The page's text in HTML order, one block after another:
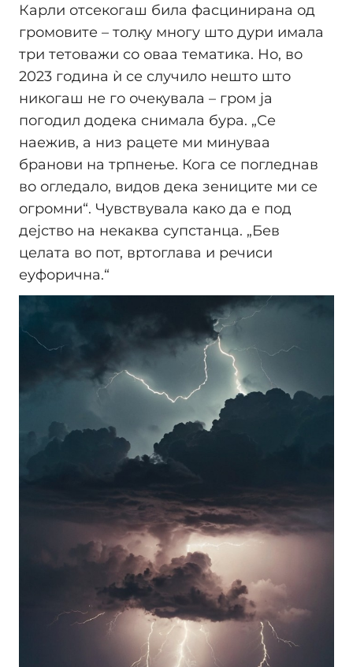
Карли отсекогаш била фасцинирана од
громовите – толку многу што дури имала
три тетоважи со оваа тематика. Но, во
2023 година ѝ се случило нешто што
никогаш не го очекувала – гром ја
погодил додека снимала бура. „Се
наежив, а низ рацете ми минуваа
бранови на трпнење. Кога се погледнав
во огледало, видов дека зениците ми се
огромни“. Чувствувала како да е под
дејство на некаква супстанца. „Бев
целата во пот, вртоглава и речиси
еуфорична.“